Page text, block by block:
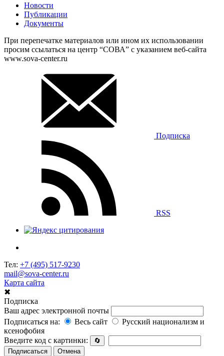
Новости
Публикации
Документы
При перепечатке материалов или ином их использовании
просим ссылаться на центр “СОВА” с указанием веб-сайта
www.sova-center.ru
Подписка
RSS
Тел: +7 (495) 517-9230
mail@sova-center.ru
Карта сайта
✖
Подписка
Ваш адрес электронной почты
Подписаться на:
Весь сайт
Русский национализм и
ксенофобия
Введите код с картинки:
🔄
Подписаться
Отмена